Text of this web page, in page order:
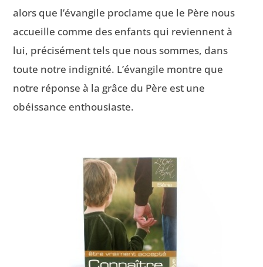
alors que l’évangile proclame que le Père nous
accueille comme des enfants qui reviennent à
lui, précisément tels que nous sommes, dans
toute notre indignité. L’évangile montre que
notre réponse à la grâce du Père est une
obéissance enthousiaste.